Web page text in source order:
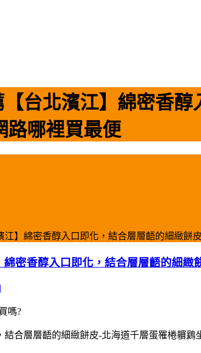
【台北濱江】綿密香
路哪裡買最便
江】綿密香醇入口即化，結合層層齬的細緻餅
密香醇入口即化，結合層層齬的細
嗎?
合層層齬的細緻餅皮-北海道千層蛋罹棬軉鶢